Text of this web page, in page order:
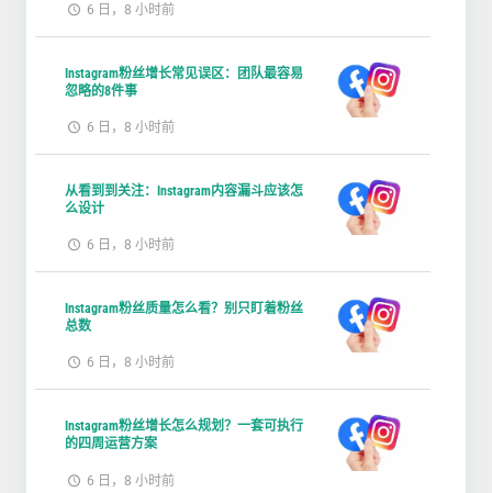
6 日，8 小时前
Instagram粉丝增长常见误区：团队最容易
忽略的8件事
6 日，8 小时前
从看到到关注：Instagram内容漏斗应该怎
么设计
6 日，8 小时前
Instagram粉丝质量怎么看？别只盯着粉丝
总数
6 日，8 小时前
Instagram粉丝增长怎么规划？一套可执行
的四周运营方案
6 日，8 小时前